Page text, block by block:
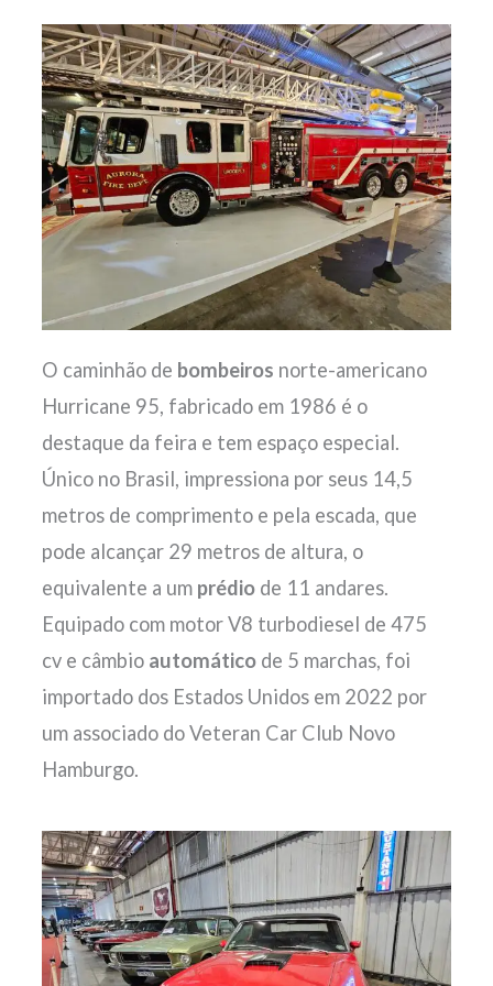
O caminhão de bombeiros norte-americano
Hurricane 95, fabricado em 1986 é o
destaque da feira e tem espaço especial.
Único no Brasil, impressiona por seus 14,5
metros de comprimento e pela escada, que
pode alcançar 29 metros de altura, o
equivalente a um prédio de 11 andares.
Equipado com motor V8 turbodiesel de 475
cv e câmbio automático de 5 marchas, foi
importado dos Estados Unidos em 2022 por
um associado do Veteran Car Club Novo
Hamburgo.